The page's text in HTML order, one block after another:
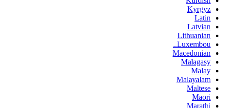
Kyrgyz
Latin
Latvian
Lithuanian
Luxembou..
Macedonian
Malagasy
Malay
Malayalam
Maltese
Maori
Marathi